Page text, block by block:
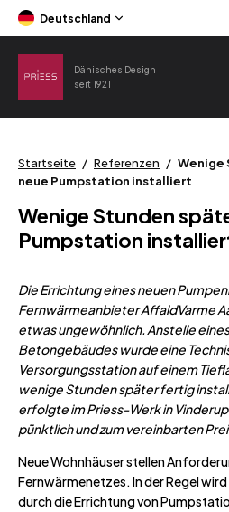
Deutschland
Dänisches Design
seit 1921
Startseite / Referenzen / Wenige
neue Pumpstation installiert
Wenige Stunden
Pumpstation
Die Errichtung eines neuen
Fernwärmeanbieter AffaldVarme
etwas ungewöhnlich. Anstelle
Betongebäudes wurde eine
Versorgungsstation auf einem
wenige Stunden später fertig
erfolgte im Priess-Werk in
pünktlich und zum vereinbarten
Neue Wohnhäuser stellen
Fernwärmenetzes. In der Regel
durch die Errichtung von